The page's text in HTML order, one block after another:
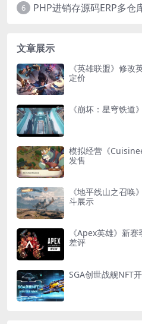
6
文章展示
《英雄联盟》修改
定价
《崩坏：星穹铁道
模拟经营《
发售
《地平线山之召唤
斗展示
《Apex英雄》新
差评
SGA创世战舰NFT